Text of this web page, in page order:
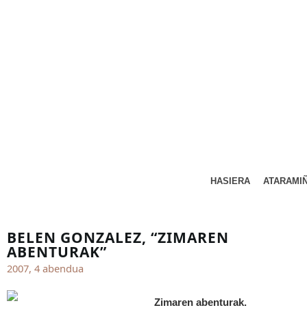
HASIERA
BELEN GONZALEZ, “ZIMAREN
ABENTURAK”
2007, 4 abendua
Zimaren abenturak.